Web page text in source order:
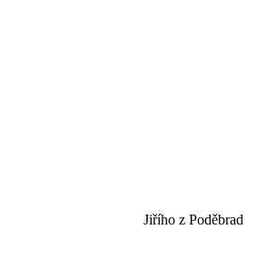
Jiřího z Poděbrad